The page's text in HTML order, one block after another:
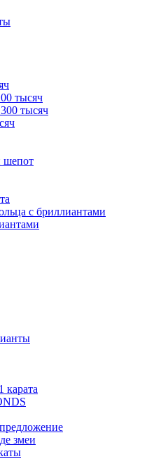
тысяч
тысяч
шепот
с бриллиантами
карата
змеи